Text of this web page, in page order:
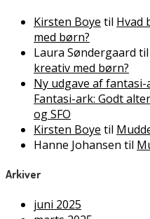
Kirsten Boye til Hvad
med børn?
Laura Søndergaard til
kreativ med børn?
Ny udgave af
Fantasi-ark: Godt
og SFO
Kirsten Boye til
Hanne Johansen til
Arkiver
juni 2025